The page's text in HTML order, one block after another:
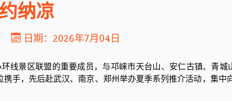
纳凉
日期：2026年7月04日
景区联盟的重要成员，与邛崃市天台山、 安仁古镇、青城
手，先后赴武汉、南京、郑州举办夏季系列推介活动，集中